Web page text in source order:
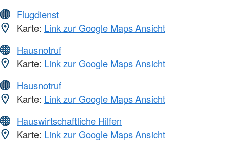
Flugdienst
Karte: Link zur Google Maps Ansicht
Hausnotruf
Karte: Link zur Google Maps Ansicht
Hausnotruf
Karte: Link zur Google Maps Ansicht
Hauswirtschaftliche Hilfen
Karte: Link zur Google Maps Ansicht